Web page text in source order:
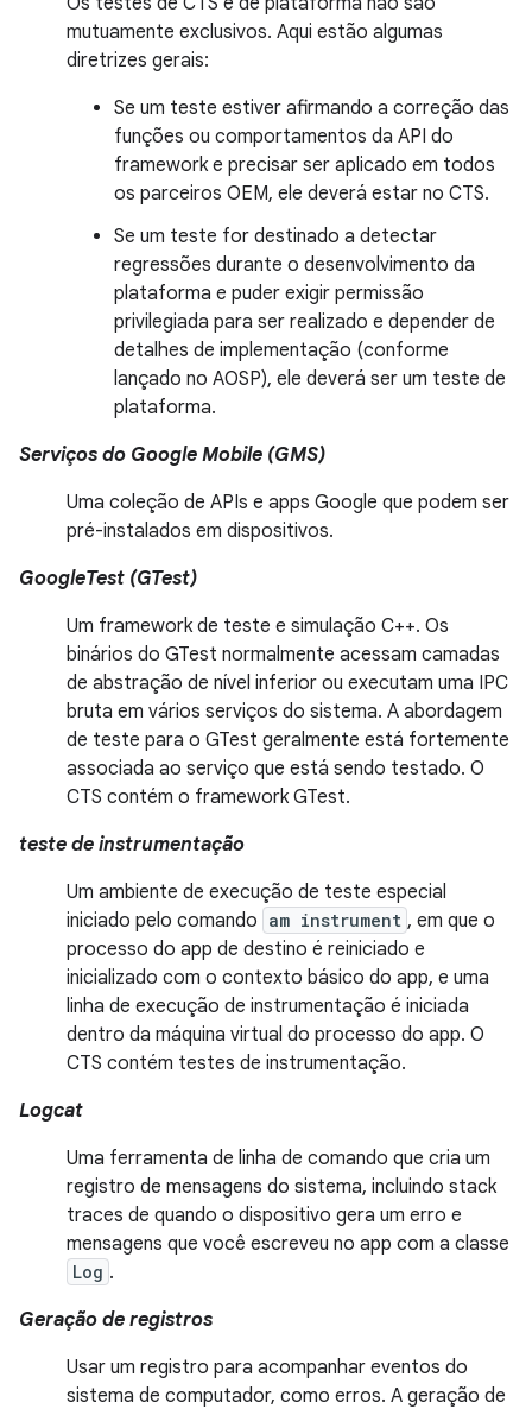
mutuamente exclusivos. Aqui estão algumas
diretrizes gerais:
Se um teste estiver afirmando a correção das
funções ou comportamentos da API do
framework e precisar ser aplicado em todos
os parceiros OEM, ele deverá estar no CTS.
Se um teste for destinado a detectar
regressões durante o desenvolvimento da
plataforma e puder exigir permissão
privilegiada para ser realizado e depender de
detalhes de implementação (conforme
lançado no AOSP), ele deverá ser um teste de
plataforma.
Serviços do Google Mobile (GMS)
Uma coleção de APIs e apps Google que podem ser
pré-instalados em dispositivos.
GoogleTest (GTest)
Um framework de teste e simulação C++. Os
binários do GTest normalmente acessam camadas
de abstração de nível inferior ou executam uma IPC
bruta em vários serviços do sistema. A abordagem
de teste para o GTest geralmente está fortemente
associada ao serviço que está sendo testado. O
CTS contém o framework GTest.
teste de instrumentação
Um ambiente de execução de teste especial
iniciado pelo comando am instrument , em que o
processo do app de destino é reiniciado e
inicializado com o contexto básico do app, e uma
linha de execução de instrumentação é iniciada
dentro da máquina virtual do processo do app. O
CTS contém testes de instrumentação.
Logcat
Uma ferramenta de linha de comando que cria um
registro de mensagens do sistema, incluindo stack
traces de quando o dispositivo gera um erro e
mensagens que você escreveu no app com a classe
Log .
Geração de registros
Usar um registro para acompanhar eventos do
sistema de computador, como erros. A geração de